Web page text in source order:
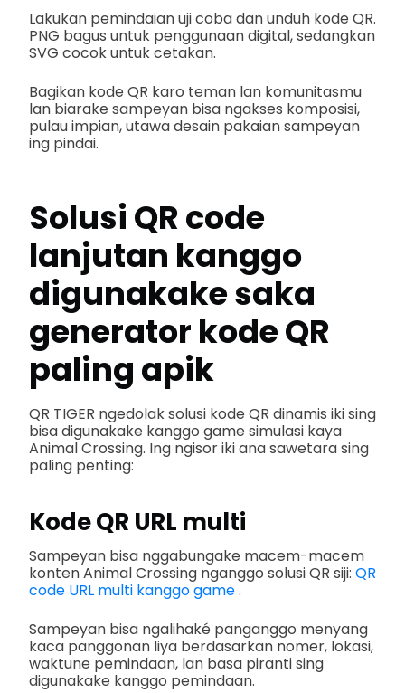
Lakukan pemindaian uji coba dan unduh kode QR.
PNG bagus untuk penggunaan digital, sedangkan
SVG cocok untuk cetakan.
Bagikan kode QR karo teman lan komunitasmu
lan biarake sampeyan bisa ngakses komposisi,
pulau impian, utawa desain pakaian sampeyan
ing pindai.
Solusi QR code
lanjutan kanggo
digunakake saka
generator kode QR
paling apik
QR TIGER ngedolak solusi kode QR dinamis iki sing
bisa digunakake kanggo game simulasi kaya
Animal Crossing. Ing ngisor iki ana sawetara sing
paling penting:
Kode QR URL multi
Sampeyan bisa nggabungake macem-macem
konten Animal Crossing nganggo solusi QR siji: QR
code URL multi kanggo game.
Sampeyan bisa ngalihaké panganggo menyang
kaca panggonan liya berdasarkan nomer, lokasi,
waktune pemindaan, lan basa piranti sing
digunakake kanggo pemindaan.